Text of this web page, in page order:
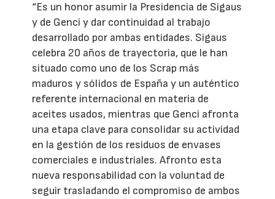
“Es un honor asumir la Presidencia de Sigaus
y de Genci y dar continuidad al trabajo
desarrollado por ambas entidades. Sigaus
celebra 20 años de trayectoria, que le han
situado como uno de los Scrap más
maduros y sólidos de España y un auténtico
referente internacional en materia de
aceites usados, mientras que Genci afronta
una etapa clave para consolidar su actividad
en la gestión de los residuos de envases
comerciales e industriales. Afronto esta
nueva responsabilidad con la voluntad de
seguir trasladando el compromiso de ambos